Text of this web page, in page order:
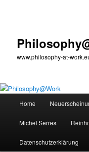
www.philosophy-at-
Home
Michel Serres
Datenschutzerklärung